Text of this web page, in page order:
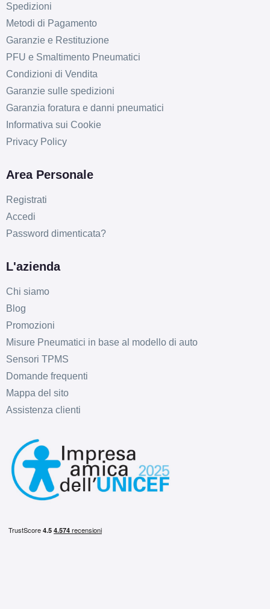
Spedizioni
Metodi di Pagamento
Garanzie e Restituzione
PFU e Smaltimento Pneumatici
Condizioni di Vendita
Garanzie sulle spedizioni
Garanzia foratura e danni pneumatici
Informativa sui Cookie
Privacy Policy
Area Personale
Registrati
Accedi
Password dimenticata?
L'azienda
Chi siamo
Blog
Promozioni
Misure Pneumatici in base al modello di auto
Sensori TPMS
Domande frequenti
Mappa del sito
Assistenza clienti